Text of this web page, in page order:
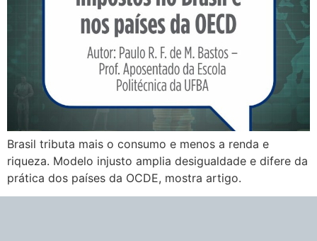
Brasil tributa mais o consumo e menos a renda e
riqueza. Modelo injusto amplia desigualdade e difere da
prática dos países da OCDE, mostra artigo.